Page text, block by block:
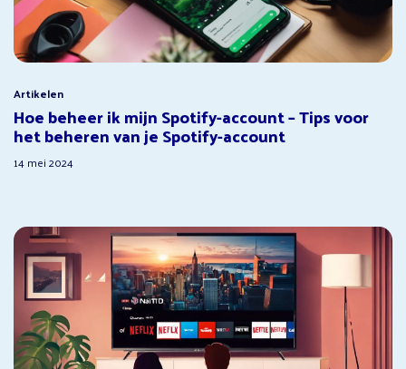
Artikelen
Hoe beheer ik mijn Spotify-account – Tips voor
het beheren van je Spotify-account
14 mei 2024